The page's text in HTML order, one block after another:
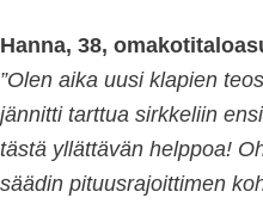
Hanna, 38,
”Olen aika uusi klapien
jännitti tarttua sirkkeliin
tästä yllättävän helppoa!
säädin pituusrajoittimen